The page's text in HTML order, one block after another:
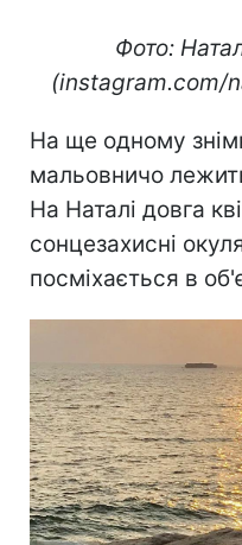
Фото:
(instagram.com/
На ще одному
мальовничо
На Наталі довга
сонцезахисні
посміхається в